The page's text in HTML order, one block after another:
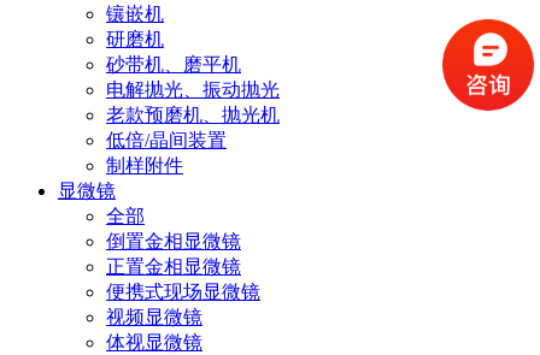
镶嵌机
研磨机
砂带机、磨平机
电解抛光、振动抛光
老款预磨机、抛光机
低倍/晶间装置
制样附件
显微镜
全部
倒置金相显微镜
正置金相显微镜
便携式现场显微镜
视频显微镜
体视显微镜